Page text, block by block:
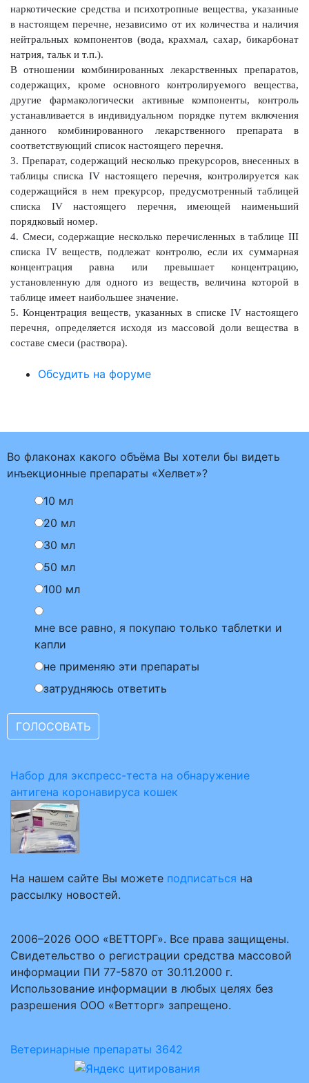
наркотические средства и психотропные вещества, указанные
в настоящем перечне, независимо от их количества и наличия
нейтральных компонентов (вода, крахмал, сахар, бикарбонат
натрия, тальк и т.п.).
В отношении комбинированных лекарственных препаратов,
содержащих, кроме основного контролируемого вещества,
другие фармакологически активные компоненты, контроль
устанавливается в индивидуальном порядке путем включения
данного комбинированного лекарственного препарата в
соответствующий список настоящего перечня.
3. Препарат, содержащий несколько прекурсоров, внесенных в
таблицы списка IV настоящего перечня, контролируется как
содержащийся в нем прекурсор, предусмотренный таблицей
списка IV настоящего перечня, имеющей наименьший
порядковый номер.
4. Смеси, содержащие несколько перечисленных в таблице III
списка IV веществ, подлежат контролю, если их суммарная
концентрация равна или превышает концентрацию,
установленную для одного из веществ, величина которой в
таблице имеет наибольшее значение.
5. Концентрация веществ, указанных в списке IV настоящего
перечня, определяется исходя из массовой доли вещества в
составе смеси (раствора).
Обсудить на форуме
Во флаконах какого объёма Вы хотели бы видеть
инъекционные препараты «Хелвет»?
10 мл
20 мл
30 мл
50 мл
100 мл
мне все равно, я покупаю только таблетки и
капли
не применяю эти препараты
затрудняюсь ответить
Набор для экспресс-теста на обнаружение
антигена коронавируса кошек
На нашем сайте Вы можете подписаться на
рассылку новостей.
2006–2026 ООО «ВЕТТОРГ». Все права защищены.
Свидетельство о регистрации средства массовой
информации ПИ 77-5870 от 30.11.2000 г.
Использование информации в любых целях без
разрешения ООО «Ветторг» запрещено.
Ветеринарные препараты 3642